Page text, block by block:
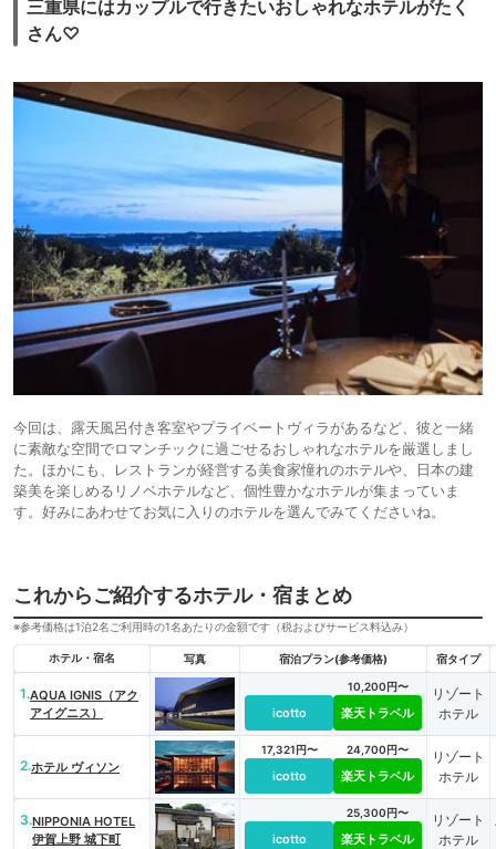
三重県にはカップルで行きたいおしゃれなホテルがたく
さん♡
今回は、露天風呂付き客室やプライベートヴィラがあるなど、彼と一緒
に素敵な空間でロマンチックに過ごせるおしゃれなホテルを厳選しまし
た。ほかにも、レストランが経営する美食家憧れのホテルや、日本の建
築美を楽しめるリノベホテルなど、個性豊かなホテルが集まっていま
す。好みにあわせてお気に入りのホテルを選んでみてくださいね。
これからご紹介するホテル・宿まとめ
※参考価格は1泊2名ご利用時の1名あたりの金額です（税およびサービス料込み）
ホテル・宿名 写真 宿泊プラン(参考価格) 宿タイプ
1.AQUA IGNIS（アク
アイグニス）
icotto
10,200円〜
楽天トラベル
リゾート
ホテル
2.ホテル ヴィソン
17,321円〜
icotto
24,700円〜
楽天トラベル
リゾート
ホテル
3.NIPPONIA HOTEL
伊賀上野 城下町
icotto
25,300円〜
楽天トラベル
リゾート
ホテル